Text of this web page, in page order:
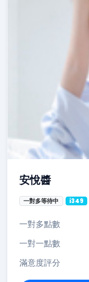
安悅醬
一對多等待中 i349
一對多點數
一對一點數
滿意度評分